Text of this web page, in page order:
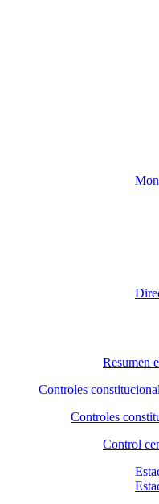
Resumen
Controles
Controles
Control